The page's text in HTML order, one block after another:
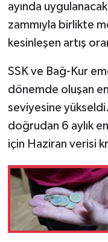
ayında
zammıyla birlikte
kesinleşen artış
SSK ve Bağ-Kur
dönemde oluşan
seviyesine
doğrudan 6 aylık
için Haziran verisi